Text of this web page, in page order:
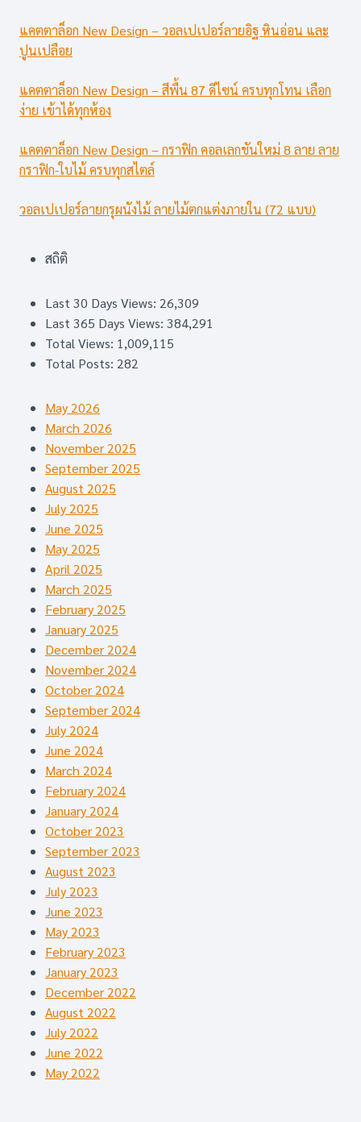
แคตตาล็อก New Design – วอลเปเปอร์ลายอิฐ หินอ่อน และ
ปูนเปลือย
แคตตาล็อก New Design – สีพื้น 87 ดีไซน์ ครบทุกโทน เลือก
ง่าย เข้าได้ทุกห้อง
แคตตาล็อก New Design – กราฟิก คอลเลกชันใหม่ 8 ลาย ลาย
กราฟิก-ใบไม้ ครบทุกสไตล์
วอลเปเปอร์ลายกรุผนังไม้ ลายไม้ตกแต่งภายใน (72 แบบ)
สถิติ
Last 30 Days Views: 26,309
Last 365 Days Views: 384,291
Total Views: 1,009,115
Total Posts: 282
May 2026
March 2026
November 2025
September 2025
August 2025
July 2025
June 2025
May 2025
April 2025
March 2025
February 2025
January 2025
December 2024
November 2024
October 2024
September 2024
July 2024
June 2024
March 2024
February 2024
January 2024
October 2023
September 2023
August 2023
July 2023
June 2023
May 2023
February 2023
January 2023
December 2022
August 2022
July 2022
June 2022
May 2022